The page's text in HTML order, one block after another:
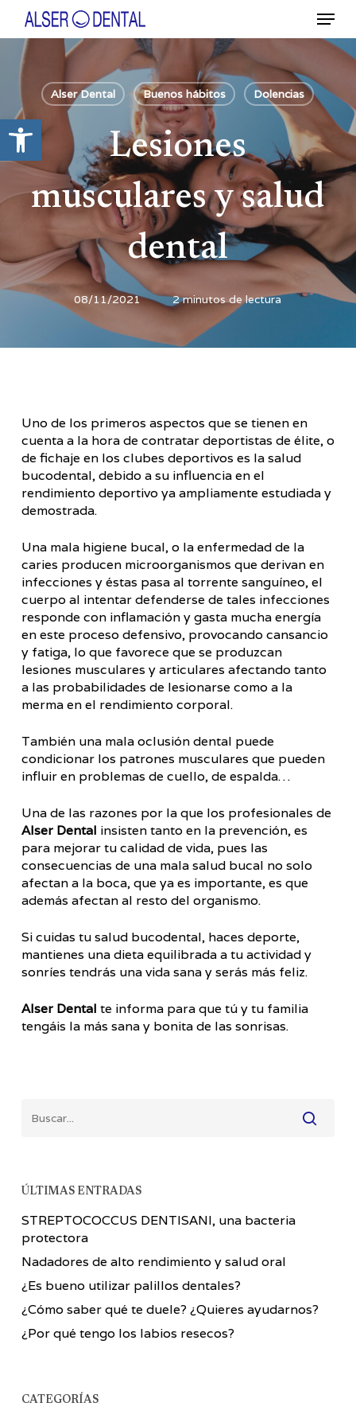
Abrir barra de herramientas
contenido
principal
Menú
Alser Dental Buenos hábitos Dolencias
Lesiones
musculares y salud
dental
08/11/2021 2 minutos de lectura
Uno de los primeros aspectos que se tienen en
cuenta a la hora de contratar deportistas de élite, o
de fichaje en los clubes deportivos es la salud
bucodental, debido a su influencia en el
rendimiento deportivo ya ampliamente estudiada y
demostrada.
Una mala higiene bucal, o la enfermedad de la
caries producen microorganismos que derivan en
infecciones y éstas pasa al torrente sanguíneo, el
cuerpo al intentar defenderse de tales infecciones
responde con inflamación y gasta mucha energía
en este proceso defensivo, provocando cansancio
y fatiga, lo que favorece que se produzcan
lesiones musculares y articulares afectando tanto
a las probabilidades de lesionarse como a la
merma en el rendimiento corporal.
También una mala oclusión dental puede
condicionar los patrones musculares que pueden
influir en problemas de cuello, de espalda…
Una de las razones por la que los profesionales de
Alser Dental insisten tanto en la prevención, es
para mejorar tu calidad de vida, pues las
consecuencias de una mala salud bucal no solo
afectan a la boca, que ya es importante, es que
además afectan al resto del organismo.
Si cuidas tu salud bucodental, haces deporte,
mantienes una dieta equilibrada a tu actividad y
sonríes tendrás una vida sana y serás más feliz.
Alser Dental te informa para que tú y tu familia
tengáis la más sana y bonita de las sonrisas.
ÚLTIMAS ENTRADAS
STREPTOCOCCUS DENTISANI, una bacteria
protectora
Nadadores de alto rendimiento y salud oral
¿Es bueno utilizar palillos dentales?
¿Cómo saber qué te duele? ¿Quieres ayudarnos?
¿Por qué tengo los labios resecos?
CATEGORÍAS
Close